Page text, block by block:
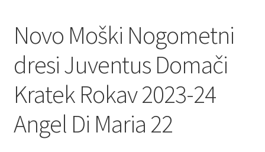
Novo Moški Nogometni
dresi Juventus Domači
Kratek Rokav 2023-24
Angel Di Maria 22